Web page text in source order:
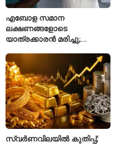
എബോള സമാന
ലക്ഷണങ്ങളോടെ
യാത്രക്കാരൻ മരിച്ചു;
യാത്രക്കാരെ
നിരീക്ഷണത്തിൽ
സ്വർണവിലയിൽ കുതിപ്പ്;